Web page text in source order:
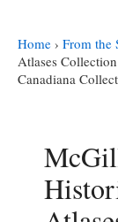
Home › From the
Atlases
Canadiana